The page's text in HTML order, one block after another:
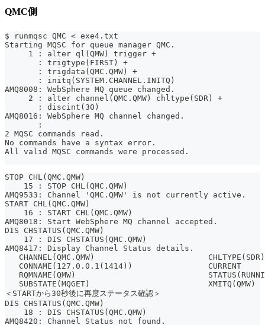
QMC側
$ runmqsc QMC < exe4.txt
Starting MQSC for queue manager QMC.
     1 : alter ql(QMW) trigger +
       : trigtype(FIRST) +
       : trigdata(QMC.QMW) +
       : initq(SYSTEM.CHANNEL.INITQ)
AMQ8008: WebSphere MQ queue changed.
     2 : alter channel(QMC.QMW) chltype(SDR) +
       : discint(30)
AMQ8016: WebSphere MQ channel changed.
       :
2 MQSC commands read.
No commands have a syntax error.
All valid MQSC commands were processed.
STOP CHL(QMC.QMW)
    15 : STOP CHL(QMC.QMW)
AMQ9533: Channel 'QMC.QMW' is not currently active.
START CHL(QMC.QMW)
    16 : START CHL(QMC.QMW)
AMQ8018: Start WebSphere MQ channel accepted.
DIS CHSTATUS(QMC.QMW)
    17 : DIS CHSTATUS(QMC.QMW)
AMQ8417: Display Channel Status details.
   CHANNEL(QMC.QMW)                        CHLTYPE(SDR)
   CONNAME(127.0.0.1(1414))                CURRENT
RQMNAME(QMW)
   SUBSTATE(MQGET)                         XMITQ(QMW)
＜STARTから30秒後に再度ステータス確認＞
DIS CHSTATUS(QMC.QMW)
    18 : DIS CHSTATUS(QMC.QMW)
AMQ8420: Channel Status not found.